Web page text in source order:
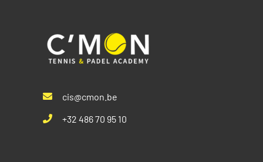
cis@cmon.be
+32 486 70 95 10